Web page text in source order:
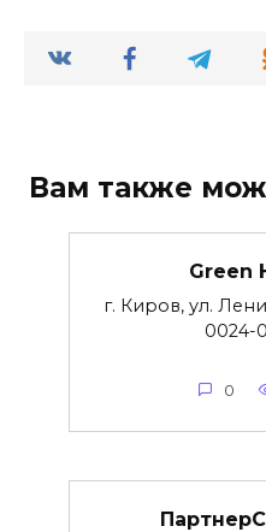
Вам также
Green
г. Киров, ул.
0024-
0